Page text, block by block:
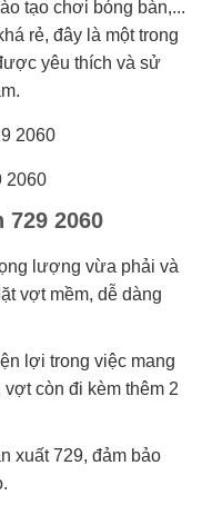
tạo chơi bóng bàn,...
rẻ, đây là một trong
yêu thích và sử
2060
2060
lượng vừa phải và
vợt mềm, dễ dàng
lợi trong việc mang
còn đi kèm thêm 2
xuất 729, đảm bảo